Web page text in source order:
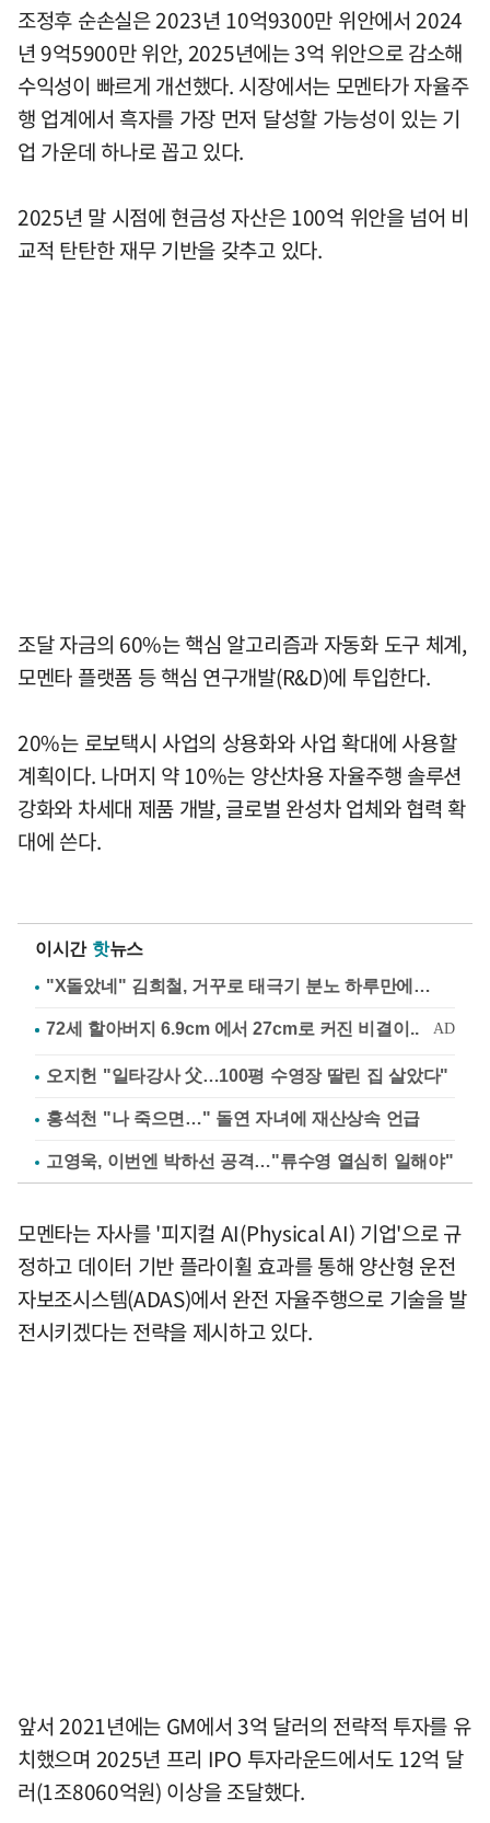
조정후 순손실은 2023년 10억9300만 위안에서 2024
년 9억5900만 위안, 2025년에는 3억 위안으로 감소해
수익성이 빠르게 개선했다. 시장에서는 모멘타가 자율주
행 업계에서 흑자를 가장 먼저 달성할 가능성이 있는 기
업 가운데 하나로 꼽고 있다.
2025년 말 시점에 현금성 자산은 100억 위안을 넘어 비
교적 탄탄한 재무 기반을 갖추고 있다.
조달 자금의 60%는 핵심 알고리즘과 자동화 도구 체계,
모멘타 플랫폼 등 핵심 연구개발(R&D)에 투입한다.
20%는 로보택시 사업의 상용화와 사업 확대에 사용할
계획이다. 나머지 약 10%는 양산차용 자율주행 솔루션
강화와 차세대 제품 개발, 글로벌 완성차 업체와 협력 확
대에 쓴다.
이시간 핫뉴스
"X돌았네" 김희철, 거꾸로 태극기 분노 하루만에…
오지헌 "일타강사 父…100평 수영장 딸린 집 살았다"
홍석천 "나 죽으면…" 돌연 자녀에 재산상속 언급
고영욱, 이번엔 박하선 공격…"류수영 열심히 일해야"
모멘타는 자사를 '피지컬 AI(Physical AI) 기업'으로 규
정하고 데이터 기반 플라이휠 효과를 통해 양산형 운전
자보조시스템(ADAS)에서 완전 자율주행으로 기술을 발
전시키겠다는 전략을 제시하고 있다.
앞서 2021년에는 GM에서 3억 달러의 전략적 투자를 유
치했으며 2025년 프리 IPO 투자라운드에서도 12억 달
러(1조8060억원) 이상을 조달했다.